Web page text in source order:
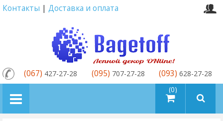
Контакты | Доставка и оплата
товаров (0)
(067) 427-27-28 (095) 707-27-28 (093) 628-27-28